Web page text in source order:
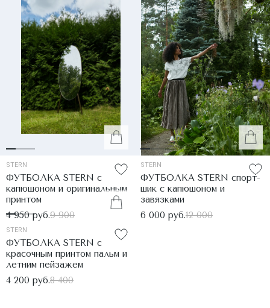
STERN
ФУТБОЛКА STERN с
капюшоном и оригинальным
принтом
4 950 руб.9 900
STERN
ФУТБОЛКА STERN спорт-
шик с капюшоном и
завязками
6 000 руб.12 000
STERN
ФУТБОЛКА STERN с
красочным принтом пальм и
летним пейзажем
4 200 руб.8 400